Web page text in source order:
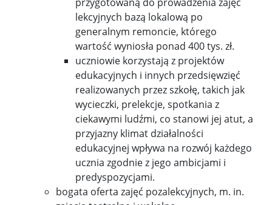
lekcyjnych bazą lokalową po
generalnym remoncie, którego
wartość wyniosła ponad 400 tys. zł.
uczniowie korzystają z projektów
edukacyjnych i innych przedsięwzięć
realizowanych przez szkołę, takich jak
wycieczki, prelekcje, spotkania z
ciekawymi ludźmi, co stanowi jej atut, a
przyjazny klimat działalności
edukacyjnej wpływa na rozwój każdego
ucznia zgodnie z jego ambicjami i
predyspozycjami.
bogata oferta zajęć pozalekcyjnych, m. in.